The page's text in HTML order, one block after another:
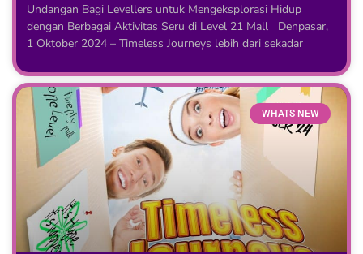
Undangan Bagi Levellers untuk Mengeksplorasi Hidup
dengan Berbagai Aktivitas Seru di Level 21 Mall Denpasar,
1 Oktober 2024 – Timeless Journeys lebih dari sekadar
WHATS NEW